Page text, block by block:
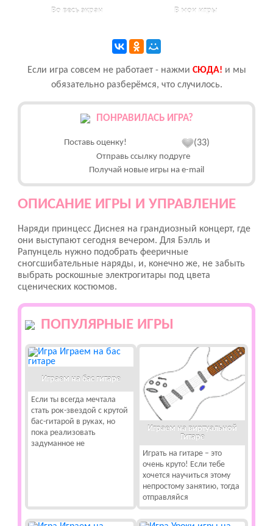
Во весь экран В мои игры
Если игра совсем не работает - нажми CЮДА! и мы
обязательно разберёмся, что случилось.
ПОНРАВИЛАСЬ ИГРА?
Поставь оценку! (33)
Отправь ссылку подруге
Получай новые игры на e-mail
ОПИСАНИЕ ИГРЫ И УПРАВЛЕНИЕ
Наряди принцесс Диснея на грандиозный концерт, где
они выступают сегодня вечером. Для Бэлль и
Рапунцель нужно подобрать фееричные
сногсшибательные наряды, и, конечно же, не забыть
выбрать роскошные электрогитары под цвета
сценических костюмов.
ПОПУЛЯРНЫЕ ИГРЫ
Играем на бас гитаре
Если ты всегда мечтала
стать рок-звездой с крутой
бас-гитарой в руках, но
пока реализовать
задуманное не
Играем на виртуальной
Гитаре
Играть на гитаре – это
очень круто! Если тебе
хочется научиться этому
непростому занятию, тогда
отправляйся